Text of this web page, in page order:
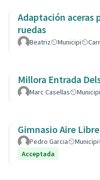
Adaptación aceras
ruedas
Beatriz Municipi
Millora Entrada
Marc Casellas Municipi
Gimnasio Aire
Pedro Garcia Municipi
Acceptada